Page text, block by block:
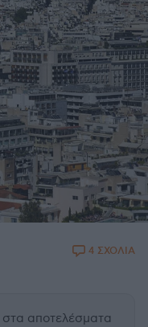
4 ΣΧΟΛΙΑ
στα αποτελέσματα